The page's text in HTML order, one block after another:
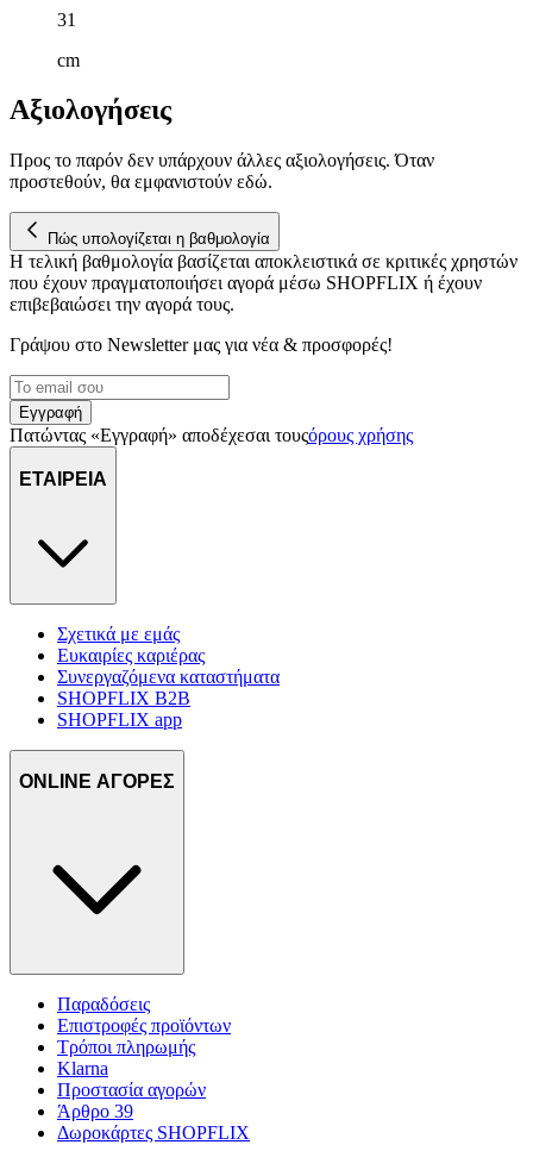
χρησιμοποιώντας τεχνολογία όπως cookies για να αποθηκεύουμε
την προβολή εξατομικευμένων διαφημίσεων και περιεχομένου, τις
εικόνα του κοινού μας και την ανάπτυξη προϊόντων. Επίσης,
κοινοποιούμε πληροφορίες σχετικά με την από μέρους σας χρήση
τοποθεσίας μας στους συνεργάτες μέσων κοινωνικής δικτύωσης,
διαφημίσεων και ανάλυσης.
31
cm
Αξιολογήσεις
Προς το παρόν δεν υπάρχουν άλλες αξιολογήσεις. Όταν
προστεθούν, θα εμφανιστούν εδώ.
Πώς υπολογίζεται η βαθμολογία
Η τελική βαθμολογία βασίζεται αποκλειστικά σε κριτικές χρηστών
που έχουν πραγματοποιήσει αγορά μέσω SHOPFLIX ή έχουν
επιβεβαιώσει την αγορά τους.
Γράψου στο Νewsletter μας για νέα & προσφορές!
Εγγραφή
Πατώντας «Εγγραφή» αποδέχεσαι τουςόρους χρήσης
ΕΤΑΙΡΕΙΑ
Σχετικά με εμάς
Ευκαιρίες καριέρας
Συνεργαζόμενα καταστήματα
SHOPFLIX B2B
SHOPFLIX app
ONLINE ΑΓΟΡΕΣ
Παραδόσεις
Επιστροφές προϊόντων
Τρόποι πληρωμής
Klarna
Προστασία αγορών
Άρθρο 39
Δωροκάρτες SHOPFLIX